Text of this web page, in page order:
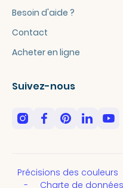
Besoin d'aide ?
Contact
Acheter en ligne
Suivez-nous
Précisions des couleurs
Charte de